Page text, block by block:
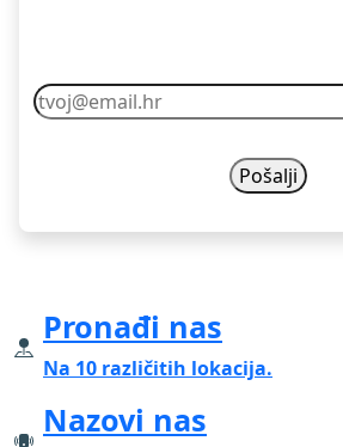
Pronađi nas
Na 10 različitih lokacija.
Nazovi nas